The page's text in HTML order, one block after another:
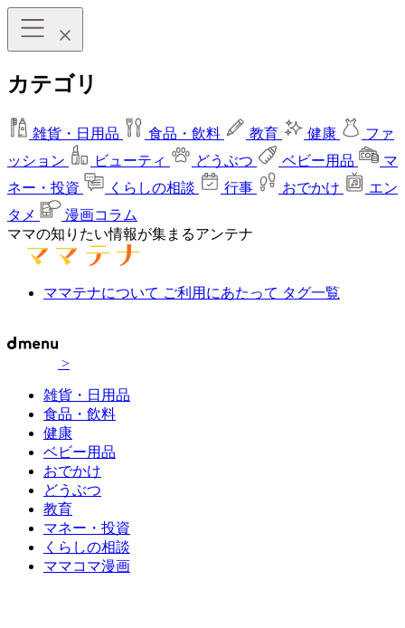
カテゴリ
雑貨・日用品 食品・飲料 教育 健康
ファ
ッション
ビューティ どうぶつ ベビー用品
マ
ネー・投資
くらしの相談 行事 おでかけ
エン
タメ
漫画コラム
ママの知りたい情報が集まるアンテナ
ママテナについて ご利用にあたって タグ一覧
>
雑貨・日用品
食品・飲料
健康
ベビー用品
おでかけ
どうぶつ
教育
マネー・投資
くらしの相談
ママコマ漫画